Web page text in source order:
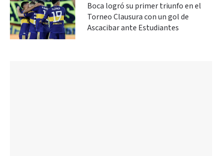
Boca logró su primer triunfo en el
Torneo Clausura con un gol de
Ascacibar ante Estudiantes